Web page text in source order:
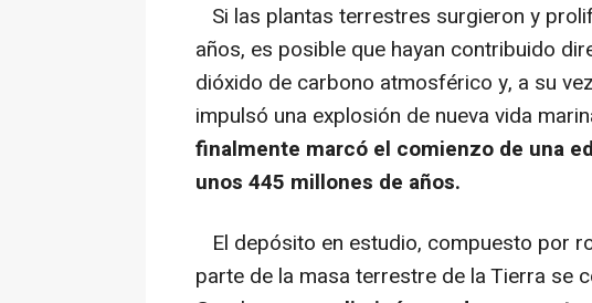
Si las plantas terrestres surgieron y
años, es posible que hayan contribuido
dióxido de carbono atmosférico y, a su
impulsó una explosión de nueva vida
finalmente marcó el comienzo de una
unos 445 millones de años.
El depósito en estudio, compuesto por
parte de la masa terrestre de la Tierra se